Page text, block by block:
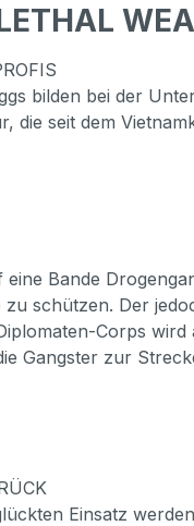
bilden bei der
die seit dem
Bande
schützen. Der
Corps
Gangster zur
Einsatz